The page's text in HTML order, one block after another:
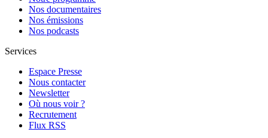
Nos documentaires
Nos émissions
Nos podcasts
Services
Espace Presse
Nous contacter
Newsletter
Où nous voir ?
Recrutement
Flux RSS